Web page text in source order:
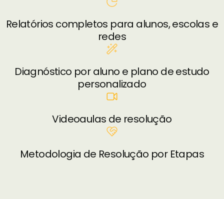
Relatórios completos para alunos, escolas e
redes
Diagnóstico por aluno e plano de estudo
personalizado
Videoaulas de resolução
Metodologia de Resolução por Etapas